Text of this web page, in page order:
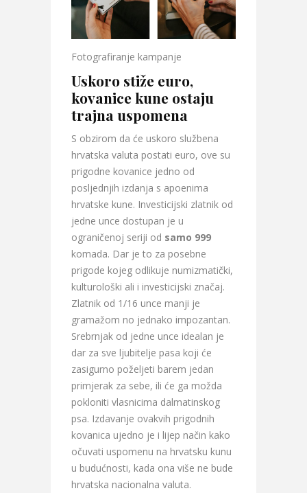
Fotografiranje kampanje
Uskoro stiže euro,
kovanice kune ostaju
trajna uspomena
S obzirom da će uskoro službena
hrvatska valuta postati euro, ove su
prigodne kovanice jedno od
posljednjih izdanja s apoenima
hrvatske kune. Investicijski zlatnik od
jedne unce dostupan je u
ograničenoj seriji od samo 999
komada. Dar je to za posebne
prigode kojeg odlikuje numizmatički,
kulturološki ali i investicijski značaj.
Zlatnik od 1/16 unce manji je
gramažom no jednako impozantan.
Srebrnjak od jedne unce idealan je
dar za sve ljubitelje pasa koji će
zasigurno poželjeti barem jedan
primjerak za sebe, ili će ga možda
pokloniti vlasnicima dalmatinskog
psa. Izdavanje ovakvih prigodnih
kovanica ujedno je i lijep način kako
očuvati uspomenu na hrvatsku kunu
u budućnosti, kada ona više ne bude
hrvatska nacionalna valuta.